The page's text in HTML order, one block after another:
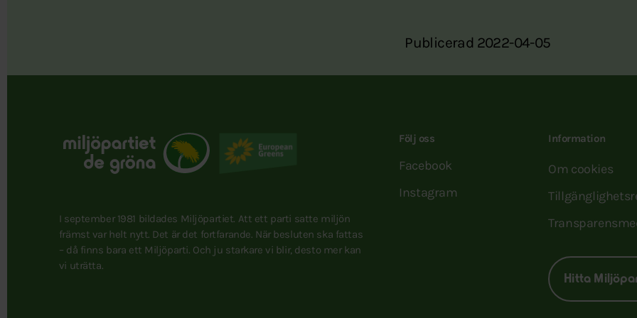
Publicerad 2022-04-05
I september 1981 bildades Miljöpartiet. Att ett parti satte miljön
främst var helt nytt. Det är det fortfarande. När besluten ska fattas
– då finns bara ett Miljöparti. Och ju starkare vi blir, desto mer kan
vi uträtta.
Följ oss
Facebook
Instagram
Information
Om cookies
Hitta